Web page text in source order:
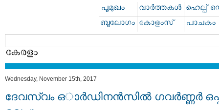
Wednesday, November 15th, 2017
ദേവസ്വം ഒാർഡിനൻസിൽ ഗവർണ്ണര്‍